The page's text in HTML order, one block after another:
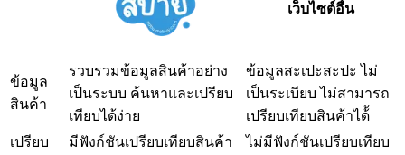
เว็บไซต์อื่น
ข้อมูล
สินค้า
รวบรวมข้อมูลสินค้าอย่าง
เป็นระบบ ค้นหาและเปรียบ
เทียบได้ง่าย
ข้อมูลสะเปะสะปะ ไม่
เป็นระเบียบ ไม่สามารถ
เปรียบเทียบสินค้าได้้
เปรียบ
มีฟังก์ชันเปรียบเทียบสินค้า
ไม่มีฟังก์ชันเปรียบเทียบ